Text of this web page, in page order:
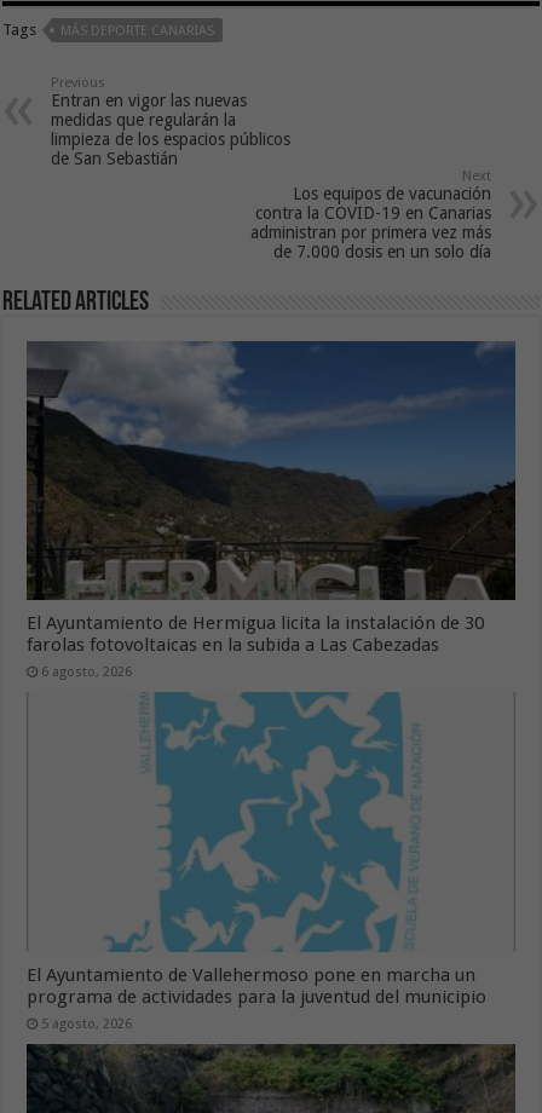
Tags MÁS DEPORTE CANARIAS
Previous
Entran en vigor las nuevas
medidas que regularán la
limpieza de los espacios públicos
de San Sebastián
Next
Los equipos de vacunación
contra la COVID-19 en Canarias
administran por primera vez más
de 7.000 dosis en un solo día
Related Articles
El Ayuntamiento de Hermigua licita la instalación de 30
farolas fotovoltaicas en la subida a Las Cabezadas
6 agosto, 2026
El Ayuntamiento de Vallehermoso pone en marcha un
programa de actividades para la juventud del municipio
5 agosto, 2026